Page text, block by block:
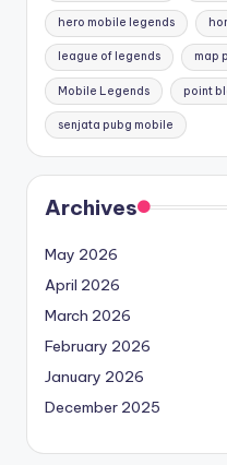
hero mobile legends
league of legends map
Mobile Legends point
senjata pubg mobile
Archives
May 2026
April 2026
March 2026
February 2026
January 2026
December 2025